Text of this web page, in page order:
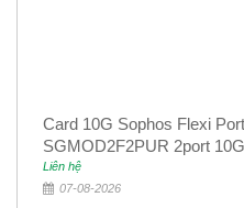
Card 10G Sophos Flexi
SGMOD2F2PUR 2port
Liên hệ
07-08-2026